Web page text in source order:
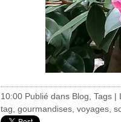
10:00 Publié dans Blog, Tags |
tag, gourmandises, voyages,